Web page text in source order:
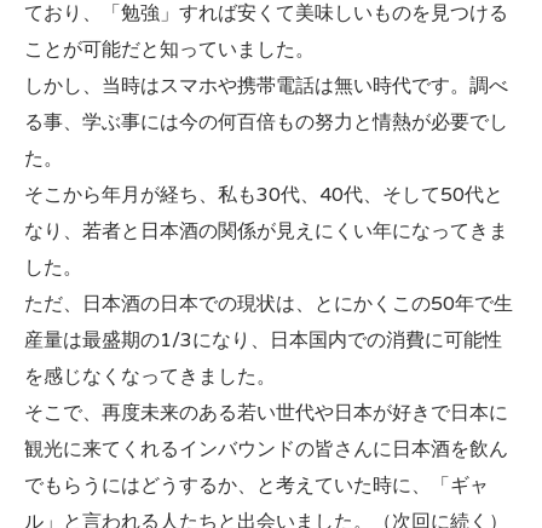
ており、「勉強」すれば安くて美味しいものを見つける
ことが可能だと知っていました。
しかし、当時はスマホや携帯電話は無い時代です。調べ
る事、学ぶ事には今の何百倍もの努力と情熱が必要でし
た。
そこから年月が経ち、私も30代、40代、そして50代と
なり、若者と日本酒の関係が見えにくい年になってきま
した。
ただ、日本酒の日本での現状は、とにかくこの50年で生
産量は最盛期の1/3になり、日本国内での消費に可能性
を感じなくなってきました。
そこで、再度未来のある若い世代や日本が好きで日本に
観光に来てくれるインバウンドの皆さんに日本酒を飲ん
でもらうにはどうするか、と考えていた時に、「ギャ
ル」と言われる人たちと出会いました。（次回に続く）